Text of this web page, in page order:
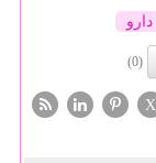
دارو
(0)
X